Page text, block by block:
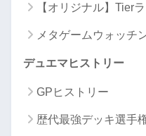
【オリジナル】Tier
メタゲームウォッチ
デュエマヒストリー
GPヒストリー
歴代最強デッキ選手